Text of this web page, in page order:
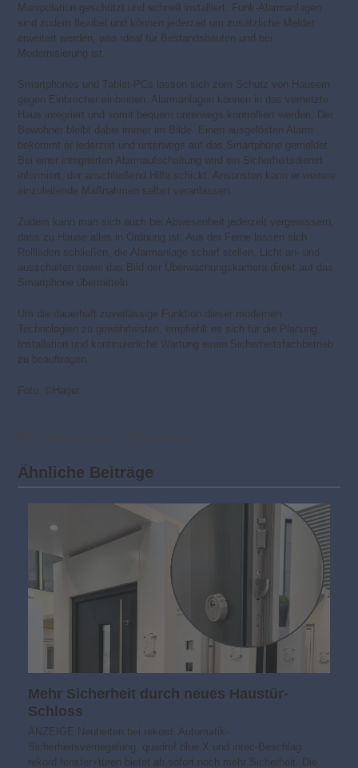
Manipulation geschützt und schnell installiert. Funk-Alarmanlagen
sind zudem flexibel und können jederzeit um zusätzliche Melder
erweitert werden, was ideal für Bestandsbauten und bei
Modernisierung ist.
Smartphones und Tablet-PCs lassen sich zum Schutz von Häusern
gegen Einbrecher einbinden. Alarmanlagen können in das vernetzte
Haus integriert und somit bequem unterwegs kontrolliert werden. Der
Bewohner bleibt dabei immer im Bilde. Einen ausgelösten Alarm
bekommt er jederzeit und unterwegs auf das Smartphone gemeldet.
Bei einer integrierten Alarmaufschaltung wird ein Sicherheitsdienst
informiert, der anschließend Hilfe schickt. Ansonsten kann er weitere
einzuleitende Maßnahmen selbst veranlassen.
Zudem kann man sich auch bei Abwesenheit jederzeit vergewissern,
dass zu Hause alles in Ordnung ist. Aus der Ferne lassen sich
Rollläden schließen, die Alarmanlage scharf stellen, Licht an- und
ausschalten sowie das Bild der Überwachungskamera direkt auf das
Smartphone übermitteln.
Um die dauerhaft zuverlässige Funktion dieser modernen
Technologien zu gewährleisten, empfiehlt es sich für die Planung,
Installation und kontinuierliche Wartung einen Sicherheitsfachbetrieb
zu beauftragen.
Foto: ©Hager
Ähnliche Beiträge
Mehr Sicherheit durch neues Haustür-
Schloss
ANZEIGE Neuheiten bei rekord: Automatik-
Sicherheitsverriegelung, quadro! blue X und intec-Beschlag
rekord fenster+türen bietet ab sofort noch mehr Sicherheit. Die